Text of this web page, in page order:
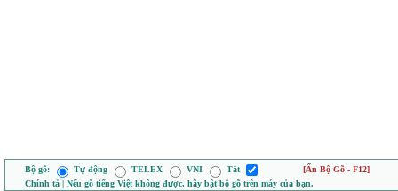
Bộ gõ: Tự động TELEX VNI Tắt
[Ẩn Bộ Gõ - F12]
Chính tả | Nếu gõ tiếng Việt không được, hãy bật bộ gõ trên máy của bạn.